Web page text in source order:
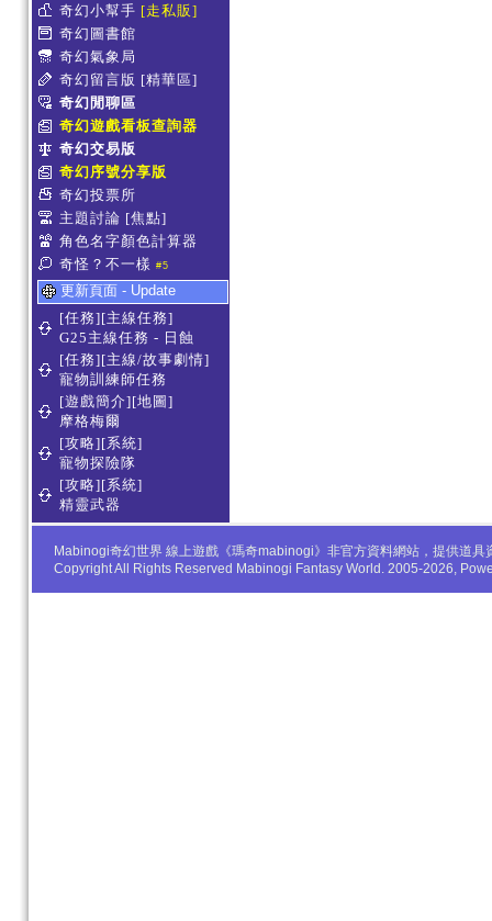
奇幻小幫手 [走私販]
奇幻圖書館
奇幻氣象局
奇幻留言版 [精華區]
奇幻閒聊區
奇幻遊戲看板查詢器
奇幻交易版
奇幻序號分享版
奇幻投票所
主題討論 [焦點]
角色名字顏色計算器
奇怪？不一樣 #5
更新頁面 - Update
[任務][主線任務]
G25主線任務 - 日蝕
[任務][主線/故事劇情]
寵物訓練師任務
[遊戲簡介][地圖]
摩格梅爾
[攻略][系統]
寵物探險隊
[攻略][系統]
精靈武器
Mabinogi奇幻世界 線上遊戲《瑪奇mabinogi》非官方資料網站，提供道
Copyright All Rights Reserved Mabinogi Fantasy World. 2005-2026,